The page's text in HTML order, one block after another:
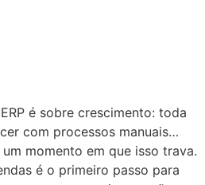
é sobre crescimento: toda
com processos manuais…
momento em que isso trava.
é o primeiro passo para